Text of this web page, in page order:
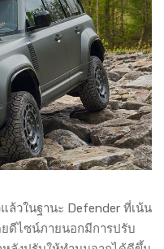
ล้วในฐานะ Defender ที่เน้น
ดีไซน์ภายนอกมีการปรับ